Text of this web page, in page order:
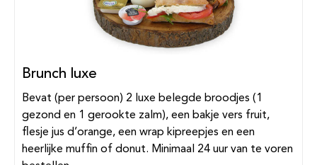
Brunch luxe
Bevat (per persoon) 2 luxe belegde broodjes (1
gezond en 1 gerookte zalm), een bakje vers fruit,
flesje jus d’orange, een wrap kipreepjes en een
heerlijke muffin of donut. Minimaal 24 uur van te voren